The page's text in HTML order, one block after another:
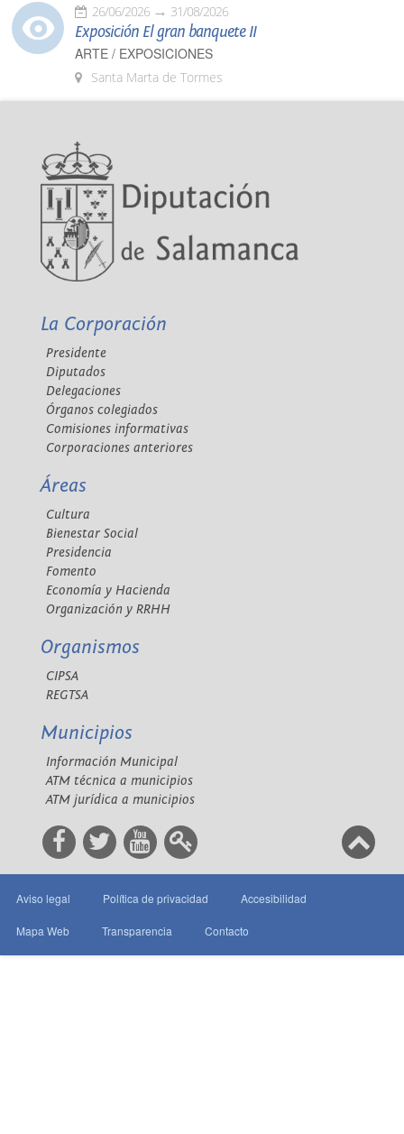
26/06/2026 31/08/2026
Exposición El gran banquete II
ARTE / EXPOSICIONES
Santa Marta de Tormes
La Corporación
Presidente
Diputados
Delegaciones
Órganos colegiados
Comisiones informativas
Corporaciones anteriores
Áreas
Cultura
Bienestar Social
Presidencia
Fomento
Economía y Hacienda
Organización y RRHH
Organismos
CIPSA
REGTSA
Municipios
Información Municipal
ATM técnica a municipios
ATM jurídica a municipios
Aviso legal Política de privacidad Accesibilidad
Mapa Web Transparencia Contacto